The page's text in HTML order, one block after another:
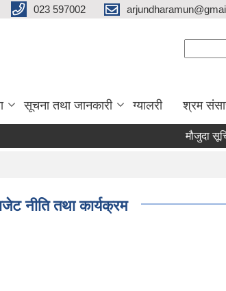
023 597002
सूचना तथा जानकारी ग्यालरी श्रम
मौजुदा सूचि दर्ता
नीति तथा कार्यक्रम